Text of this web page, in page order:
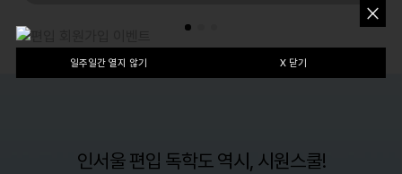
인서울 편입 독학도 역시, 시원스쿨!
일주일간 열지 않기 X 닫기